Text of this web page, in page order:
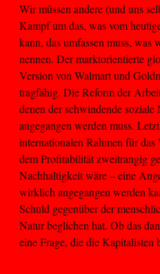
Wir müssen andere (und uns
Kampf um das, was vom
kann, das umfassen muss, was
nennen. Der marktorientierte
Version von Walmart und
tragfähig. Die Reform der
denen der schwindende
angegangen werden muss.
internationalen Rahmen für
dem Profitabilität zweitrangig
Nachhaltigkeit wäre – eine
wirklich angegangen werden
Schuld gegenüber der
Natur beglichen hat. Ob das
eine Frage, die die Kapitalisten